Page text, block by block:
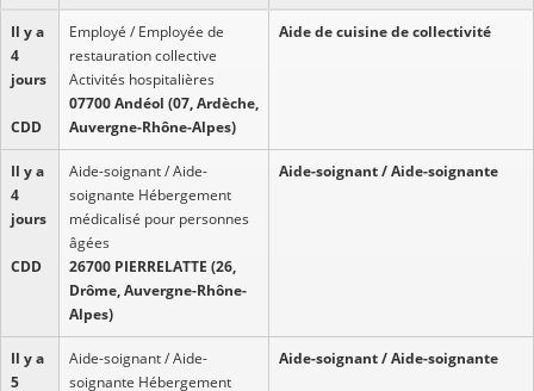
Il y a
4
jours
CDD
Employé / Employée de
restauration collective
Activités hospitalières
07700 Andéol (07, Ardèche,
Auvergne-Rhône-Alpes)
Aide de cuisine de collectivité
Il y a
4
jours
CDD
Aide-soignant / Aide-
soignante Hébergement
médicalisé pour personnes
âgées
26700 PIERRELATTE (26,
Drôme, Auvergne-Rhône-
Alpes)
Aide-soignant / Aide-soignante
Il y a
5
Aide-soignant / Aide-
soignante Hébergement
Aide-soignant / Aide-soignante